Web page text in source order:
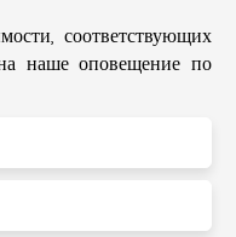
соответствующих
наше оповещение по